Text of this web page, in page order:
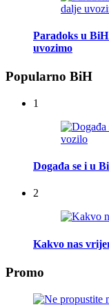
Paradoks u
uvozimo
Popularno BiH
1
Događa se i u
2
Kakvo nas
Promo